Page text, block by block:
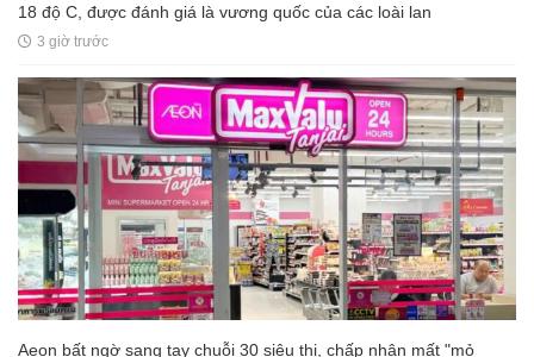
18 độ C, được đánh giá là vương quốc của các loài lan
3 giờ trước
Aeon bất ngờ sang tay chuỗi 30 siêu thị, chấp nhận mất "mỏ